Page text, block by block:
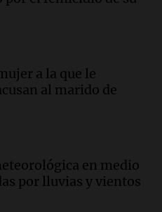
Nacional
argentina y
bolivianos en la
a la que le
al marido de
en medio
por lluvias y vientos